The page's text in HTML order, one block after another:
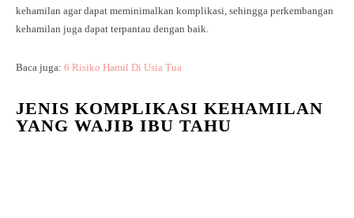
kehamilan agar dapat meminimalkan komplikasi, sehingga perkembangan
kehamilan juga dapat terpantau dengan baik.
Baca juga: 6 Risiko Hamil Di Usia Tua
JENIS KOMPLIKASI KEHAMILAN
YANG WAJIB IBU TAHU